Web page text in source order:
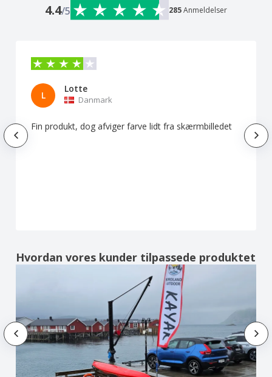
4.4/5 285Anmeldelser
L
Lotte
Danmark
Fin produkt, dog afviger farve lidt fra skærmbilledet
Hvordan vores kunder tilpassede produktet